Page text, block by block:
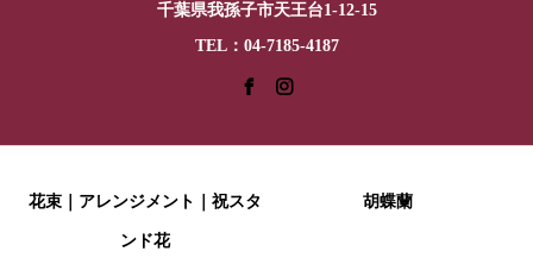
千葉県我孫子市天王台1-12-15
TEL：04-7185-4187
花束｜アレンジメント｜祝スタ
ンド花
胡蝶蘭